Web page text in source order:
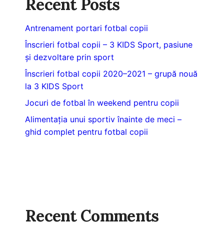
Recent Posts
Antrenament portari fotbal copii
Înscrieri fotbal copii – 3 KIDS Sport, pasiune
și dezvoltare prin sport
Înscrieri fotbal copii 2020–2021 – grupă nouă
la 3 KIDS Sport
Jocuri de fotbal în weekend pentru copii
Alimentația unui sportiv înainte de meci –
ghid complet pentru fotbal copii
Recent Comments